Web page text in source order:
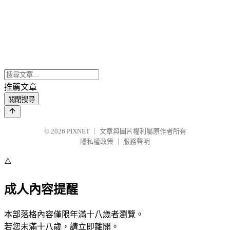
推薦文章
關閉搜尋
© 2026 PIXNET
文章與圖片權利屬原作者所有
隱私權政策
服務聲明
⚠️
成人內容提醒
本部落格內容僅限年滿十八歲者瀏覽。
若您未滿十八歲，請立即離開。